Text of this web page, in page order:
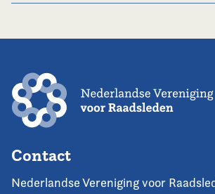
Contact
Nederlandse Vereniging voor